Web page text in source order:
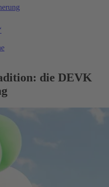
die DEVK